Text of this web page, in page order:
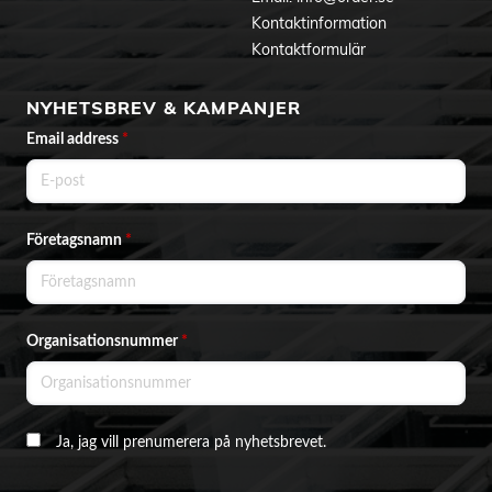
Kontaktinformation
Kontaktformulär
NYHETSBREV & KAMPANJER
Email address *
Företagsnamn*
Organisationsnummer *
Ja, jag vill prenumerera på nyhetsbrevet.